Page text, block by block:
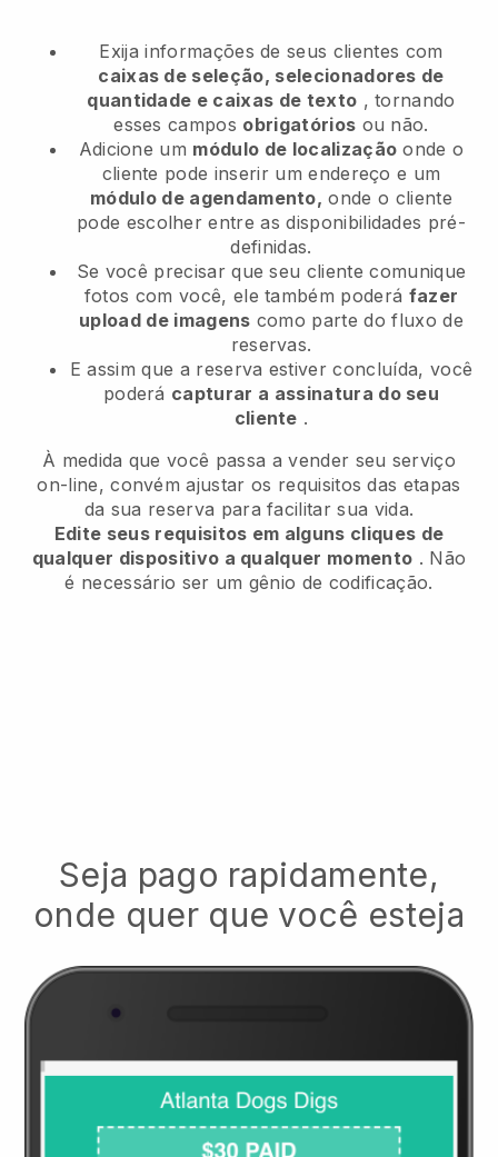
Exija informações de seus clientes com
caixas de seleção, selecionadores de
quantidade e caixas de texto , tornando
esses campos obrigatórios ou não.
Adicione um módulo de localização onde o
cliente pode inserir um endereço e um
módulo de agendamento, onde o cliente
pode escolher entre as disponibilidades pré-
definidas.
Se você precisar que seu cliente comunique
fotos com você, ele também poderá fazer
upload de imagens como parte do fluxo de
reservas.
E assim que a reserva estiver concluída, você
poderá capturar a assinatura do seu
cliente .
À medida que você passa a vender seu serviço
on-line, convém ajustar os requisitos das etapas
da sua reserva para facilitar sua vida.
Edite seus requisitos em alguns cliques de
qualquer dispositivo a qualquer momento . Não
é necessário ser um gênio de codificação.
Seja pago rapidamente,
onde quer que você esteja